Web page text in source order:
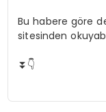
Bu habere göre
sitesinden
⏬👇